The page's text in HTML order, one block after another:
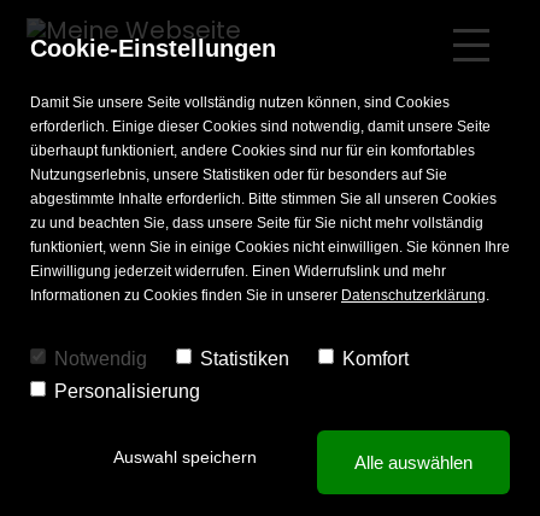
STIL
Freizeitmode Damen
Freizeitmode Herren
Businessmode
Festmode
HOCHZEITSMODE
Bräutigam
Trauzeuge
Hochzeitsgast
DIENSTLEISTUNGEN
Beratung
Atelier / Massanpassung
WISSEN
Knigge
Pflegetipps
Cookie-Einstellungen
Damit Sie unsere Seite vollständig nutzen können, sind Cookies
erforderlich. Einige dieser Cookies sind notwendig, damit unsere Seite
überhaupt funktioniert, andere Cookies sind nur für ein komfortables
Nutzungserlebnis, unsere Statistiken oder für besonders auf Sie
abgestimmte Inhalte erforderlich. Bitte stimmen Sie all unseren Cookies
zu und beachten Sie, dass unsere Seite für Sie nicht mehr vollständig
funktioniert, wenn Sie in einige Cookies nicht einwilligen. Sie können Ihre
Einwilligung jederzeit widerrufen. Einen Widerrufslink und mehr
Informationen zu Cookies finden Sie in unserer Datenschutzerklärung.
Notwendig Statistiken
Komfort
Personalisierung
Auswahl speichern Alle auswählen